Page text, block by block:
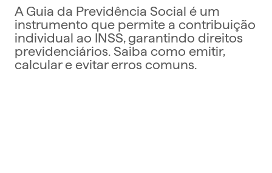
A Guia da Previdência Social é um
instrumento que permite a contribuição
individual ao INSS, garantindo direitos
previdenciários. Saiba como emitir,
calcular e evitar erros comuns.